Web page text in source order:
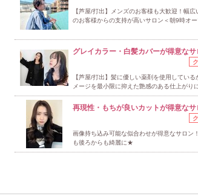
【芦屋/打出】メンズのお客様も大歓迎！幅広
のお客様からの支持が高いサロン＜朝9時オー
グレイカラー・白髪カバーが得意なサ
【芦屋/打出】髪に優しい薬剤を使用している
メージを最小限に抑えた艶感のある仕上がり
再現性・もちが良いカットが得意なサ
画像持ち込み可能な似合わせが得意なサロン
も後ろからも綺麗に★